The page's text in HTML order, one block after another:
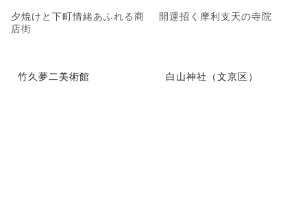
夕焼けと下町情緒あふれる商
店街
開運招く摩利支天の寺院
竹久夢二美術館 白山神社（文京区）